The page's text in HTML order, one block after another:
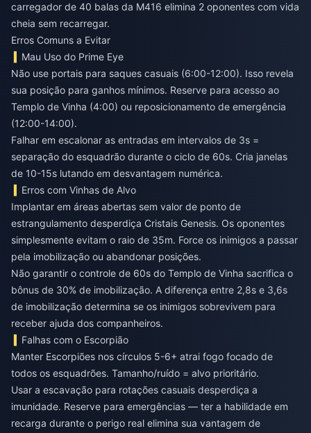
carregador de 40 balas da M416 elimina 2 oponentes com vida
cheia sem recarregar.
Erros Comuns a Evitar
Mau Uso do Prime Eye
Não use portais para saques casuais (6:00-12:00). Isso revela
sua posição para ganhos mínimos. Reserve para acesso ao
Templo de Vinha (4:00) ou reposicionamento de emergência
(12:00-14:00).
Falhar em escalonar as entradas em intervalos de 3s =
separação do esquadrão durante o ciclo de 60s. Cria janelas
de 10-15s lutando em desvantagem numérica.
Erros com Vinhas de Alvo
Implantar em áreas abertas sem valor de ponto de
estrangulamento desperdiça Cristais Genesis. Os oponentes
simplesmente evitam o raio de 35m. Force os inimigos a passar
pela imobilização ou abandonar posições.
Não garantir o controle de 60s do Templo de Vinha sacrifica o
bônus de 30% de imobilização. A diferença entre 2,8s e 3,6s
de imobilização determina se os inimigos sobrevivem para
receber ajuda dos companheiros.
Falhas com o Escorpião
Manter Escorpiões nos círculos 5-6+ atrai fogo focado de
todos os esquadrões. Tamanho/ruído = alvo prioritário.
Usar a escavação para rotações casuais desperdiça a
imunidade. Reserve para emergências — ter a habilidade em
recarga durante o perigo real elimina sua vantagem de